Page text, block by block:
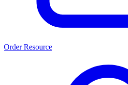
Order Resource